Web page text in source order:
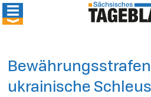
ukrainische